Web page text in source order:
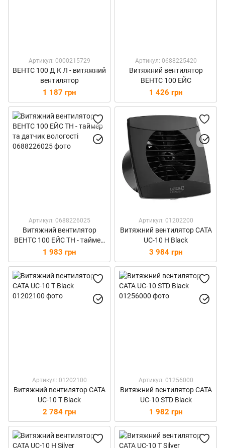
Артикул: 0000215729
ВЕНТС 100 Д К Л - витяжний
вентилятор
1 187 грн
Артикул: 0688225420
Витяжний вентилятор
ВЕНТС 100 ЕЙС
1 426 грн
Артикул: 0688226025
Витяжний вентилятор
ВЕНТС 100 ЕЙС ТН - таймер
та датчик вологості
1 983 грн
Артикул: 01202200
Витяжний вентилятор CATA
UC-10 H Black
3 984 грн
Артикул: 01202100
Витяжний вентилятор CATA
UC-10 T Black
2 784 грн
Артикул: 01256000
Витяжний вентилятор CATA
UC-10 STD Black
1 982 грн